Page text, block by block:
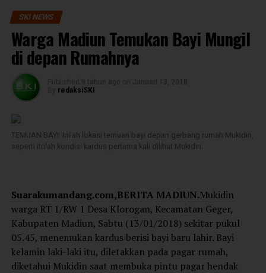
SKI NEWS
Warga Madiun Temukan Bayi Mungil
di depan Rumahnya
redaksiSKI
TEMUAN BAYI: Inilah lokasi temuan bayi depan gerbang rumah Mukidin,
seperti itulah kondisi kardus pertama kali dilihat Mukidin.
Suarakumandang.com,BERITA MADIUN.Mukidin
warga RT 1/RW 1 Desa Klorogan, Kecamatan Geger,
Kabupaten Madiun, Sabtu (13/01/2018) sekitar pukul
05.45, menemukan kardus berisi bayi baru lahir. Bayi
kelamin laki-laki itu, diletakkan pada pagar rumah,
diketahui Mukidin saat membuka pintu pagar hendak